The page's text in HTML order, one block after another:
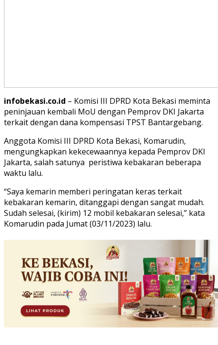
infobekasi.co.id – Komisi III DPRD Kota Bekasi meminta
peninjauan kembali MoU dengan Pemprov DKI Jakarta
terkait dengan dana kompensasi TPST Bantargebang.
Anggota Komisi III DPRD Kota Bekasi, Komarudin,
mengungkapkan kekecewaannya kepada Pemprov DKI
Jakarta, salah satunya peristiwa kebakaran beberapa
waktu lalu.
“Saya kemarin memberi peringatan keras terkait
kebakaran kemarin, ditanggapi dengan sangat mudah.
Sudah selesai, (kirim) 12 mobil kebakaran selesai,” kata
Komarudin pada Jumat (03/11/2023) lalu.